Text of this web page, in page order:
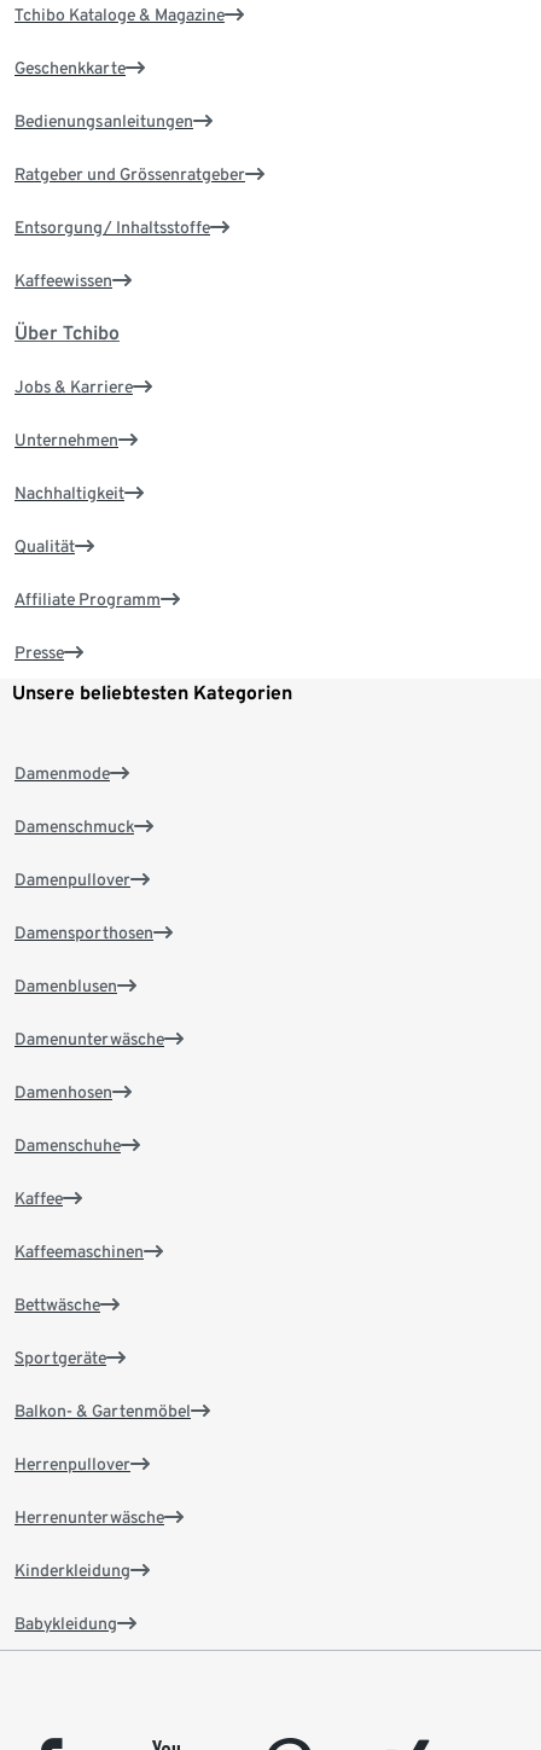
Tchibo Kataloge & Magazine
Geschenkkarte
Bedienungsanleitungen
Ratgeber und Grössenratgeber
Entsorgung/ Inhaltsstoffe
Kaffeewissen
Über Tchibo
Jobs & Karriere
Unternehmen
Nachhaltigkeit
Qualität
Affiliate Programm
Presse
Unsere beliebtesten Kategorien
Damenmode
Damenschmuck
Damenpullover
Damensporthosen
Damenblusen
Damenunterwäsche
Damenhosen
Damenschuhe
Kaffee
Kaffeemaschinen
Bettwäsche
Sportgeräte
Balkon- & Gartenmöbel
Herrenpullover
Herrenunterwäsche
Kinderkleidung
Babykleidung